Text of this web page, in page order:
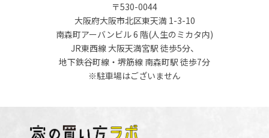
〒530-0044
大阪府大阪市北区東天満 1-3-10
南森町アーバンビル 6 階(人生のミカタ内)
JR東西線 大阪天満宮駅 徒歩5分、
地下鉄谷町線・堺筋線 南森町駅 徒歩7分
※駐車場はございません